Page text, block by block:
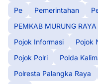
Pe
Pemerintahan
PEMKAB MURUNG RAYA
Pojok Informasi
Pojok
Pojok Polri
Polda
Polresta Palangka Raya